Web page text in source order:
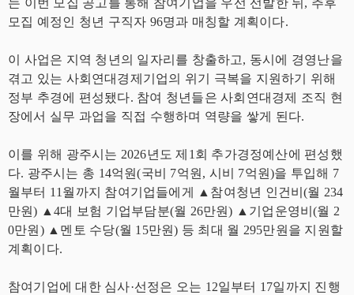
는 이번 모집 공고를 통해 참여기업을 우선 선발한 뒤, 추후
모집 예정인 청년 구직자 96명과 매칭할 계획이다.
이 사업은 지역 청년의 일자리를 창출하고, 동시에 경영난을
겪고 있는 사회연대경제기업의 위기 극복을 지원하기 위해
정부 추경에 편성됐다. 참여 청년들은 사회연대경제 조직 현
장에서 실무 과업을 직접 수행하며 역량을 쌓게 된다.
이를 위해 광주시는 2026년도 제1회 추가경정예산에 편성했
다. 광주시는 총 14억원(국비 7억원, 시비 7억원)을 투입해 7
월부터 11월까지 참여기업들에게 ▲참여청년 인건비(월 234
만원) ▲4대 보험 기업부담분(월 26만원) ▲기업운영비(월 2
0만원) ▲멘토 수당(월 15만원) 등 최대 월 295만원을 지원할
계획이다.
참여기업에 대한 심사·선정은 오는 12일부터 17일까지 진행